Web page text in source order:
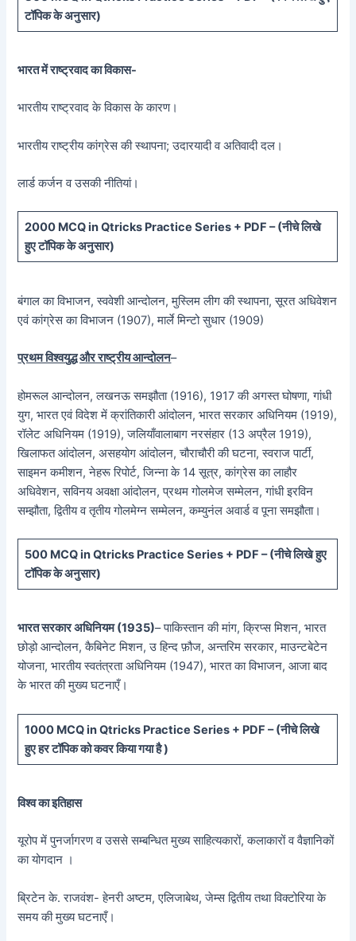
टॉपिक के अनुसार)
भारत में राष्ट्रवाद का विकास-
भारतीय राष्ट्रवाद के विकास के कारण।
भारतीय राष्ट्रीय कांग्रेस की स्थापना; उदारयादी व अतिवादी दल।
लार्ड कर्जन व उसकी नीतियां।
2000 MCQ in Qtricks Practice Series + PDF – (नीचेलिखे
हुए टॉपिक के अनुसार)
बंगाल का विभाजन, स्ववेशी आन्दोलन, मुस्लिम लीग की स्थापना, सूरत अधिवेशन
एवं कांग्रेस का विभाजन (1907), मार्ले मिन्टो सुधार (1909)
प्रथम विश्वयुद्ध और राष्ट्रीय आन्दोलन–
होमरूल आन्दोलन, लखनऊ समझौता (1916), 1917 की अगस्त घोषणा, गांधी
युग, भारत एवं विदेश में क्रांतिकारी आंदोलन, भारत सरकार अधिनियम (1919),
रॉलेट अधिनियम (1919), जलियाँवालाबाग नरसंहार (13 अप्रैल 1919),
खिलाफत आंदोलन, असहयोग आंदोलन, चौराचौरी की घटना, स्वराज पार्टी,
साइमन कमीशन, नेहरू रिपोर्ट, जिन्ना के 14 सूत्र, कांग्रेस का लाहौर
अधिवेशन, सविनय अवक्षा आंदोलन, प्रथम गोलमेज सम्मेलन, गांधी इरविन
सम्झौता, द्वितीय व तृतीय गोलमेग्न सम्मेलन, कम्युनंल अवार्ड व पूना समझौता।
500 MCQ in Qtricks Practice Series + PDF – (नीचेलिखे हुए
टॉपिक के अनुसार)
भारत सरकार अधिनियम (1935)– पाकिस्तान की मांग, क्रिप्स मिशन, भारत
छोड़ो आन्दोलन, कैबिनेट मिशन, उ हिन्द फ़ौज, अन्तरिम सरकार, माउन्टबेटेन
योजना, भारतीय स्वतंत्रता अधिनियम (1947), भारत का विभाजन, आजा बाद
के भारत की मुख्य घटनाएँ।
1000 MCQ in Qtricks Practice Series + PDF – (नीचेलिखे
हुएहर टॉपिक को कवर किया गया है )
विश्व का इतिहास
यूरोप में पुनर्जागरण व उससे सम्बन्धित मुख्य साहित्यकारों, कलाकारों व वैज्ञानिकों
का योगदान ।
ब्रिटेन के. राजवंश- हेनरी अष्टम, एलिजाबेथ, जेम्स द्वितीय तथा विक्टोरिया के
समय की मुख्य घटनाएँ।